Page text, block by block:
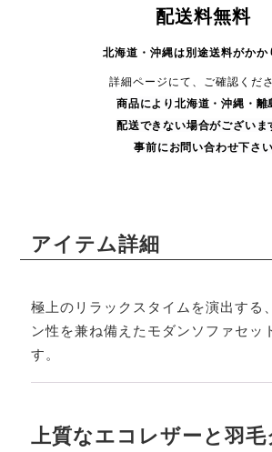
配送料無料
北海道・沖縄は別途送料がかか
詳細ページにて、ご確認くださ
商品により 北海道・沖縄・ 離
配送できない場合がございま
事前にお問い合わせ下さい
アイテム詳細
極上のリラックスタイムを演出する
ン性を兼ね備えたモダンソファセッ
す。
上質なエコレザーと羽